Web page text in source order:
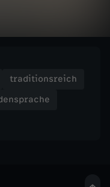
traditionsreich